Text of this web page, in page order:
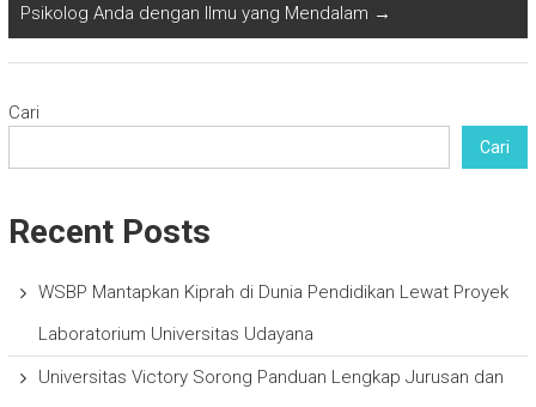
Psikolog Anda dengan Ilmu yang Mendalam →
Cari
Cari
Recent Posts
WSBP Mantapkan Kiprah di Dunia Pendidikan Lewat Proyek
Laboratorium Universitas Udayana
Universitas Victory Sorong Panduan Lengkap Jurusan dan